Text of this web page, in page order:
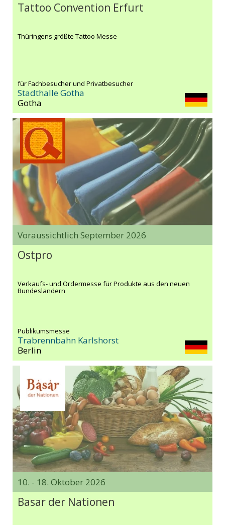
Tattoo Convention Erfurt
Thüringens größte Tattoo Messe
für Fachbesucher und Privatbesucher
Stadthalle Gotha
Gotha
Voraussichtlich September 2026
Ostpro
Verkaufs- und Ordermesse für Produkte aus den neuen
Bundesländern
Publikumsmesse
Trabrennbahn Karlshorst
Berlin
10. - 18. Oktober 2026
Basar der Nationen